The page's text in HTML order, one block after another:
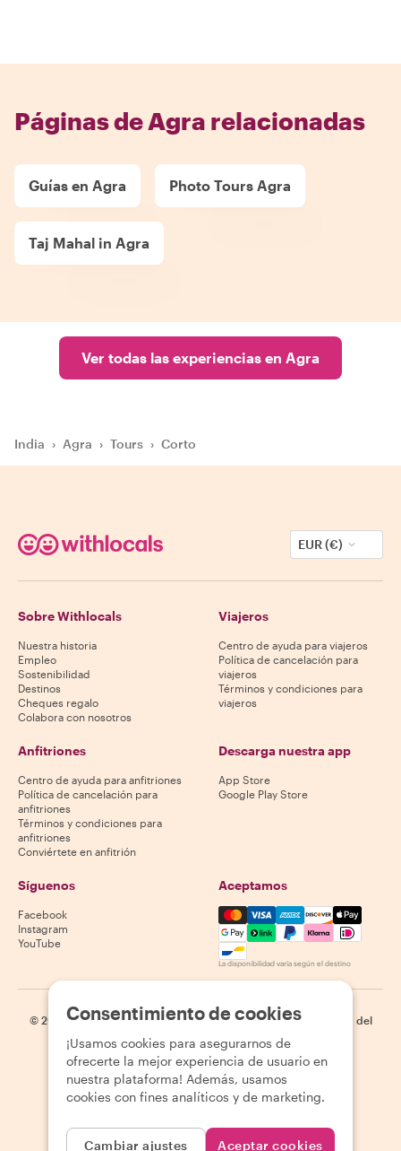
Páginas de Agra relacionadas
Guías en Agra Photo Tours Agra
Taj Mahal in Agra
Ver todas las experiencias en Agra
India › Agra › Tours › Corto
EUR (€)
Sobre Withlocals
Nuestra historia
Empleo
Sostenibilidad
Destinos
Cheques regalo
Colabora con nosotros
Viajeros
Centro de ayuda para viajeros
Política de cancelación para
viajeros
Términos y condiciones para
viajeros
Anfitriones
Centro de ayuda para anfitriones
Política de cancelación para
anfitriones
Términos y condiciones para
anfitriones
Conviértete en anfitrión
Descarga nuestra app
App Store
Google Play Store
Síguenos
Facebook
Instagram
YouTube
Aceptamos
Mastercard, Visa, Amex,
La disponibilidad varía según el destino
© 2026 Withlocals.com | Política de privacidad | Cookies
Mapa del
Consentimiento de cookies
¡Usamos cookies para asegurarnos de
ofrecerte la mejor experiencia de usuario en
nuestra plataforma! Además, usamos
cookies con fines analíticos y de marketing.
Cambiar ajustes Aceptar cookies